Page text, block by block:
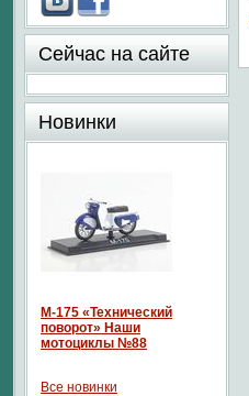
Сейчас на сайте
Новинки
М-175 «Технический
поворот» Наши
мотоциклы №88
Все новинки